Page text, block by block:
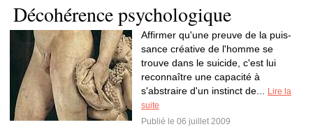
Décohérence psychologique
Affirmer qu'une preuve de la puis-
sance créative de l'homme se
trouve dans le suicide, c'est lui
reconnaître une capacité à
s'abstraire d'un instinct de...
Lire la
suite
Publié le 06 juillet 2009